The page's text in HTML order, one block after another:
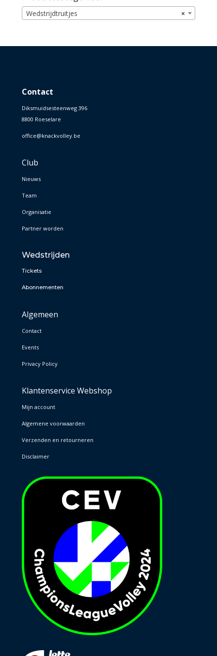
×
Wedstrijdtruitjes
Contact
Diksmuidsesteenweg 396
8800 Roeselare
office@knackvolley.be
Club
Nieuws
Team
Organisatie
Partner worden
Wedstrijden
Tickets
Abonnementen
Algemeen
Contact
Events
Privacy Policy
Klantenservice Webshop
Mijn account
Algemene voorwaarden
Verzenden en retourneren
Disclaimer